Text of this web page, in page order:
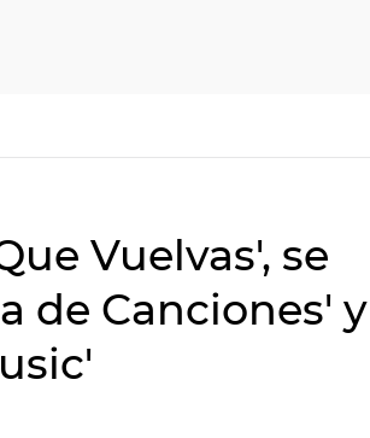
Vuelvas', se
de Canciones' y